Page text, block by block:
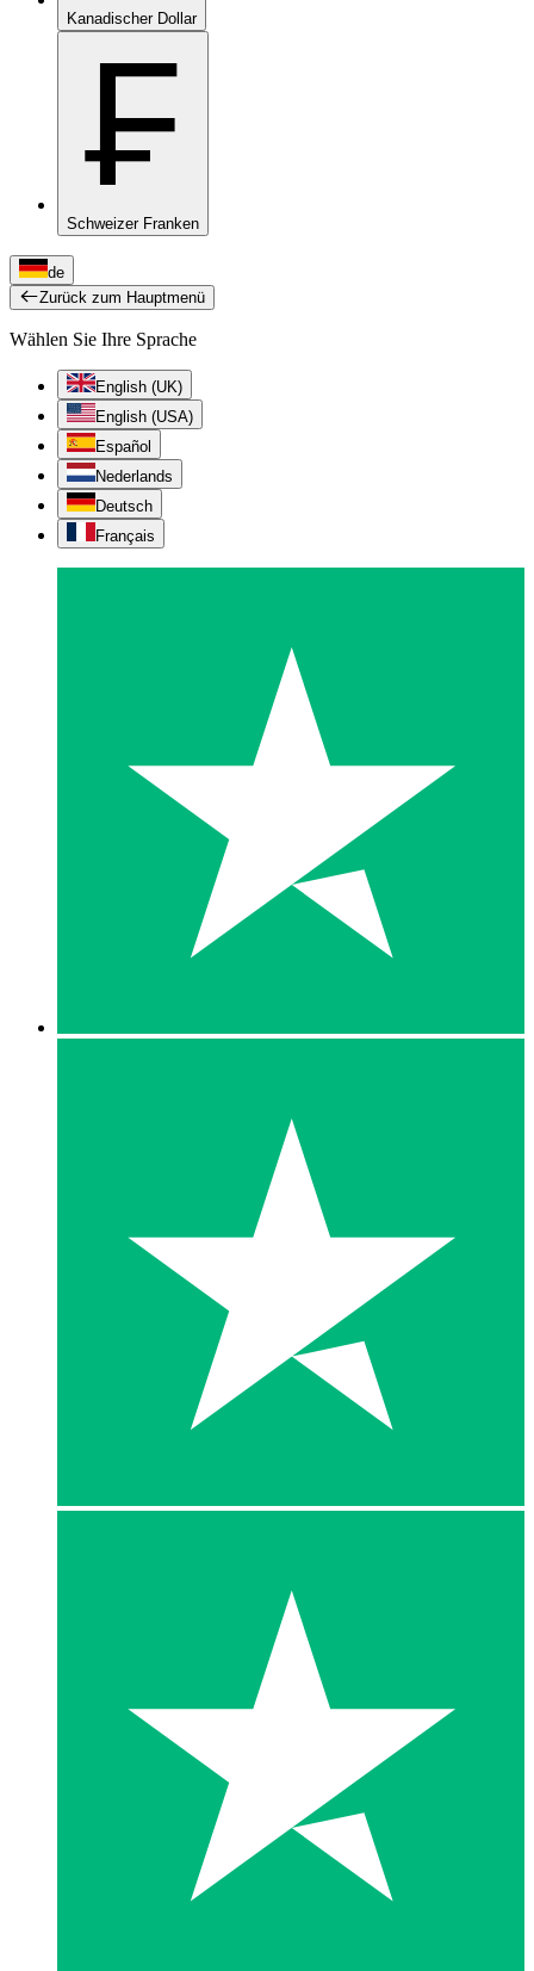
Kanadischer Dollar
₣
Schweizer Franken
de
Zurück zum Hauptmenü
Wählen Sie Ihre Sprache
English (UK)
English (USA)
Español
Nederlands
Deutsch
Français